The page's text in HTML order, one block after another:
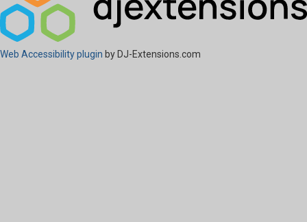
Web Accessibility plugin by DJ-Extensions.com